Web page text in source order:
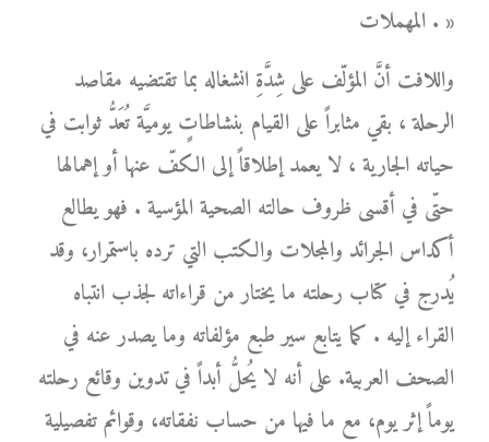
المهملات . »
واللافت أنَّ المؤلّف على شِدَّةِ انشغاله بما تقتضيه مقاصد
الرحلة ، بقي مثابراً على القيام بنشاطاتٍ يوميَّة تُعَدُّ ثوابت في
حياته الجارية ، لا يعمد إطلاقاً إلى الكفّ عنها أو إهمالها
حتّى في أقسى ظروف حالته الصحية المؤسية . فهو يطالع
أكداس الجرائد والمجلات والكتب التي ترده باستمرار، وقد
يُدرج في كتاب رحلته ما يختار من قراءاته لجذب انتباه
القراء إليه . كما يتابع سير طبع مؤلفاته وما يصدر عنه في
الصحف العربية. على أنه لا يُحلُّ أبداً في تدوين وقائع رحلته
يوماً إثر يوم، مع ما فيها من حساب نفقاته، وقوائم تفصيلية